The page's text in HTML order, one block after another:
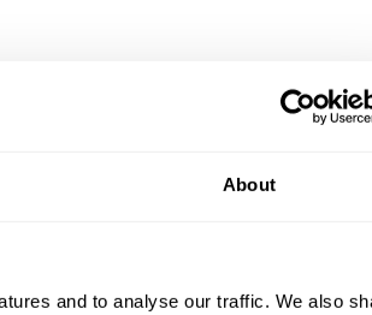
About
and to analyse our traffic. We also